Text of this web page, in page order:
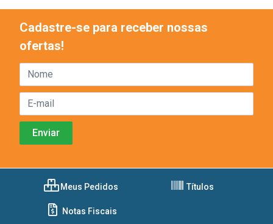
Cadastre-se para receber nossas
ofertas!
Meus Pedidos Títulos
Notas Fiscais